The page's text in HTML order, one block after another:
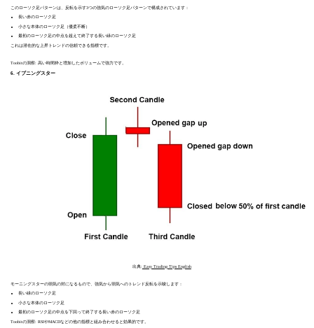
このローソク足パターンは、反転を示す3つの強気のローソク足パターンで構成されています：
長い赤のローソク足
小さな本体のローソク足（優柔不断）
最初のローソク足の中点を超えて終了する長い緑のローソク足
これは潜在的な上昇トレンドの信頼できる指標です。
Toobitの洞察: 高い時間枠と増加したボリュームで強力です。
6. イブニングスター
出典: Easy Trading Tips English
モーニングスターの弱気の対になるもので、強気から弱気へのトレンド反転を示唆します：
長い緑のローソク足
小さな本体のローソク足
最初のローソク足の中点を下回って終了する長い赤のローソク足
Toobitの洞察: RSIやMACDなどの他の指標と組み合わせると効果的です。